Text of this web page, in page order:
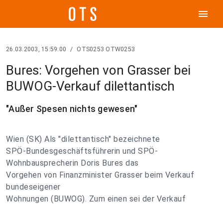
menu
26.03.2003, 15:59:00 / OTS0253 OTW0253
Bures: Vorgehen von Grasser bei
BUWOG-Verkauf dilettantisch
"Außer Spesen nichts gewesen"
Wien (SK) Als "dilettantisch" bezeichnete
SPÖ-Bundesgeschäftsführerin und SPÖ-
Wohnbausprecherin Doris Bures das
Vorgehen von Finanzminister Grasser beim Verkauf
bundeseigener
Wohnungen (BUWOG). Zum einen sei der Verkauf